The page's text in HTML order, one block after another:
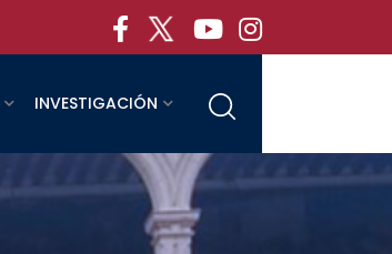
INVESTIGACIÓN